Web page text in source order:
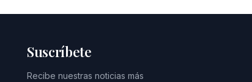
Suscríbete
Recibe nuestras noticias más